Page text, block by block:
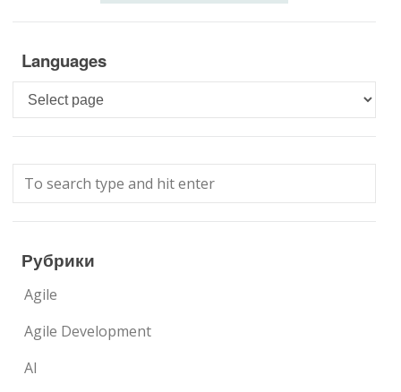
Languages
Languages
Рубрики
Agile
Agile Development
AI